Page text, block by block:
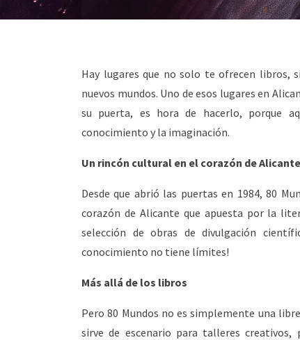
Hay lugares que no solo te ofrecen libros,
nuevos mundos. Uno de esos lugares en
su puerta, es hora de hacerlo, porque
conocimiento y la imaginación.
Un rincón cultural en el corazón de Alicante
Desde que abrió las puertas en 1984, 80
corazón de Alicante que apuesta por la
selección de obras de divulgación
conocimiento no tiene límites!
Más allá de los libros
Pero 80 Mundos no es simplemente una
sirve de escenario para talleres